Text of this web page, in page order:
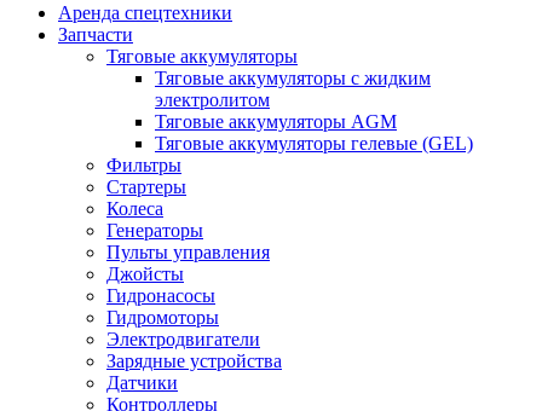
Аренда спецтехники
Запчасти
Тяговые аккумуляторы
Тяговые аккумуляторы с жидким
электролитом
Тяговые аккумуляторы AGM
Тяговые аккумуляторы гелевые (GEL)
Фильтры
Стартеры
Колеса
Генераторы
Пульты управления
Джойсты
Гидронасосы
Гидромоторы
Электродвигатели
Зарядные устройства
Датчики
Контроллеры